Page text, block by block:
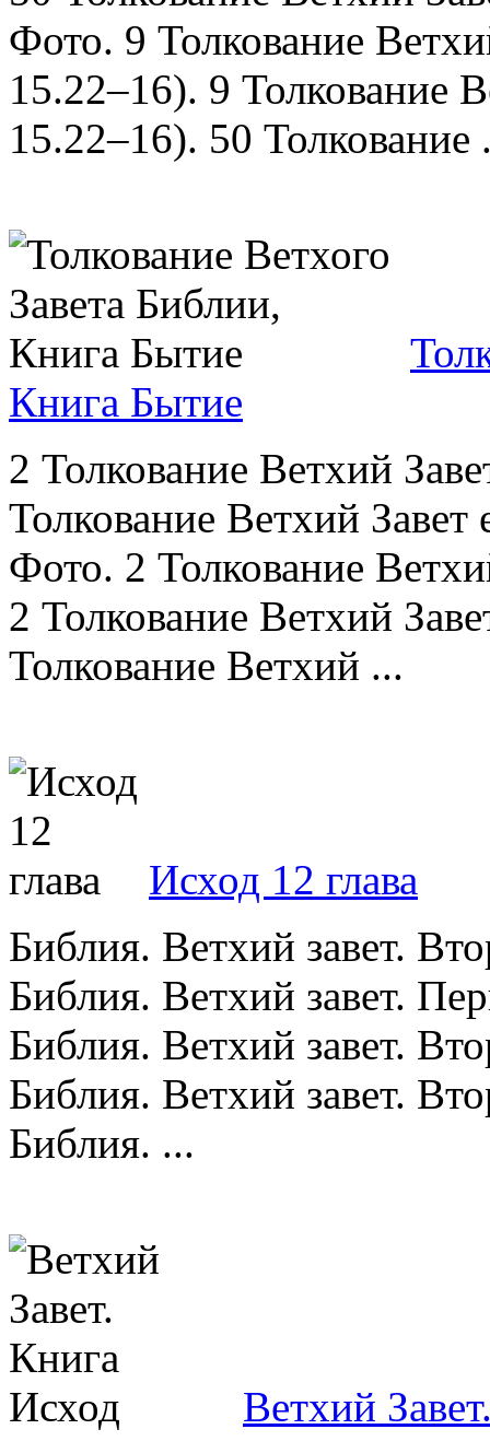
Фото. 9 Толкование
15.22–16). 9 Толкование
15.22–16). 50 Толкование
Книга Бытие
2 Толкование Ветхий
Толкование Ветхий
Фото. 2 Толкование
2 Толкование Ветхий
Толкование Ветхий ...
Исход 12 глава
Библия. Ветхий завет.
Библия. Ветхий завет.
Библия. Ветхий завет.
Библия. Ветхий завет.
Библия. ...
Ветхий